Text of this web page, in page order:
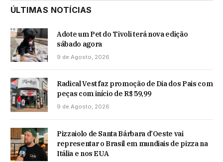
ÚLTIMAS NOTÍCIAS
Adote um Pet do Tivoli terá nova edição
sábado agora
9 de Agosto, 2026
Radical Vest faz promoção de Dia dos Pais com
peças com início de R$ 59,99
9 de Agosto, 2026
Pizzaiolo de Santa Bárbara d’Oeste vai
representar o Brasil em mundiais de pizza na
Itália e nos EUA